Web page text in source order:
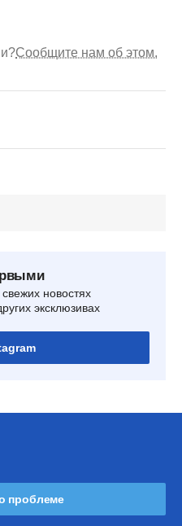
Сообщите нам об этом.
новостях
эксклюзивах
проблеме